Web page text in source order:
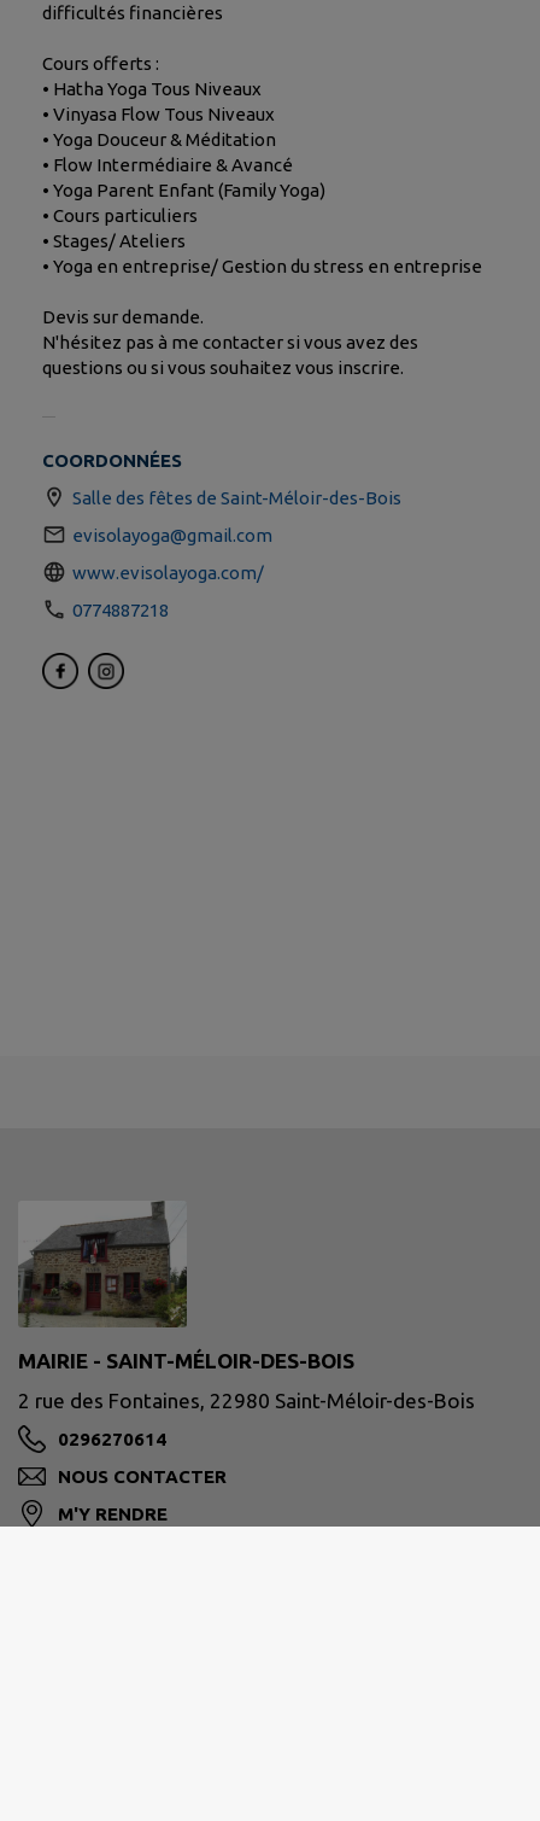
difficultés financières
Cours offerts :
• Hatha Yoga Tous Niveaux
• Vinyasa Flow Tous Niveaux
• Yoga Douceur & Méditation
• Flow Intermédiaire & Avancé
• Yoga Parent Enfant (Family Yoga)
• Cours particuliers
• Stages/ Ateliers
• Yoga en entreprise/ Gestion du stress en entreprise
Devis sur demande.
N'hésitez pas à me contacter si vous avez des
questions ou si vous souhaitez vous inscrire.
COORDONNÉES
Salle des fêtes de Saint-Méloir-des-Bois
evisolayoga@gmail.com
www.evisolayoga.com/
0774887218
MAIRIE - SAINT-MÉLOIR-DES-BOIS
2 rue des Fontaines, 22980 Saint-Méloir-des-Bois
0296270614
NOUS CONTACTER
M'Y RENDRE